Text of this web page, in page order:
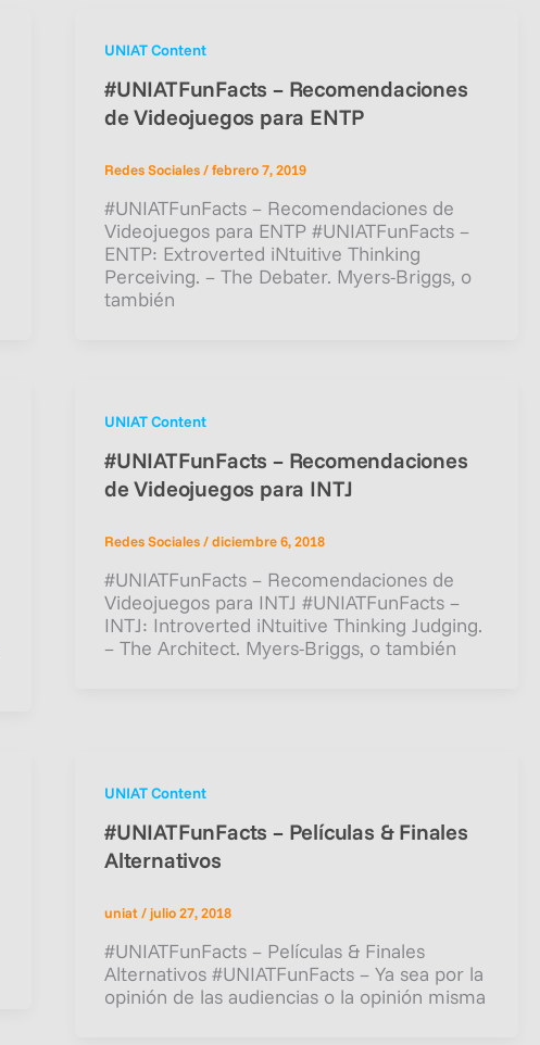
UNIAT Content
#UNIATFunFacts – Recomendaciones
de Videojuegos para ENTP
Redes Sociales/febrero 7, 2019
#UNIATFunFacts – Recomendaciones de
Videojuegos para ENTP #UNIATFunFacts –
ENTP: Extroverted iNtuitive Thinking
Perceiving. – The Debater. Myers-Briggs, o
también
UNIAT Content
#UNIATFunFacts – Recomendaciones
de Videojuegos para INTJ
Redes Sociales/diciembre 6, 2018
#UNIATFunFacts – Recomendaciones de
Videojuegos para INTJ #UNIATFunFacts –
INTJ: Introverted iNtuitive Thinking Judging.
– The Architect. Myers-Briggs, o también
UNIAT Content
#UNIATFunFacts – Películas & Finales
Alternativos
uniat/julio 27, 2018
#UNIATFunFacts – Películas & Finales
Alternativos #UNIATFunFacts – Ya sea por la
opinión de las audiencias o la opinión misma